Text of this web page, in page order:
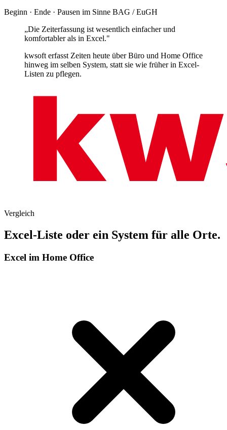
Beginn · Ende · Pausen im Sinne BAG / EuGH
„Die Zeiterfassung ist wesentlich einfacher und
komfortabler als in Excel."
kwsoft erfasst Zeiten heute über Büro und Home Office
hinweg im selben System, statt sie wie früher in Excel-
Listen zu pflegen.
Vergleich
Excel-Liste oder ein System für alle Orte.
Excel im Home Office